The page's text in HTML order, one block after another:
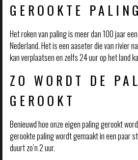
GEROOKTE PALING
Het roken van paling is meer dan 100 jaar
Nederland. Het is een aaseter die van rivier
kan verplaatsen en zelfs 24 uur op het land
ZO WORDT DE
GEROOKT
Benieuwd hoe onze eigen paling gerookt
gerookte paling wordt gemaakt in een paar
duurt zo’n 2 uur.